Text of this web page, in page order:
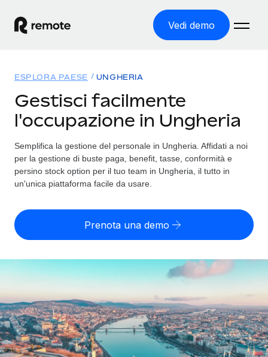
Vedi demo
ASSUMI NEL MONDO
Global Payroll
Gestisci il payroll a norma, in tutta semplicità
Employer of Record
Contractor Management
SERVICES
Chiedi a un esperto
Affidati agli esperti per la gestione HR e la
compliance globale
Soluzioni
COPERTURA GLOBALE
Ricerca paesi
Trova i servizi di supporto all’impiego per ogni Paese
Confronta Remote
Scopri come ci confrontiamo con gli altri
Partner tecnologici strategici
Integra l'HR globale nella tua piattaforma in modo
flessibile
CASE STUDIES
Tariffe
English
Nederlands
Deutsch
Español
Login
ESPLORA PAESE UNGHERIA
Gestisci facilmente
l'occupazione in Ungheria
Semplifica la gestione del personale in Ungheria. Affidati a noi
per la gestione di buste paga, benefit, tasse, conformità e
persino stock option per il tuo team in Ungheria, il tutto in
un'unica piattaforma facile da usare.
Prenota una demo